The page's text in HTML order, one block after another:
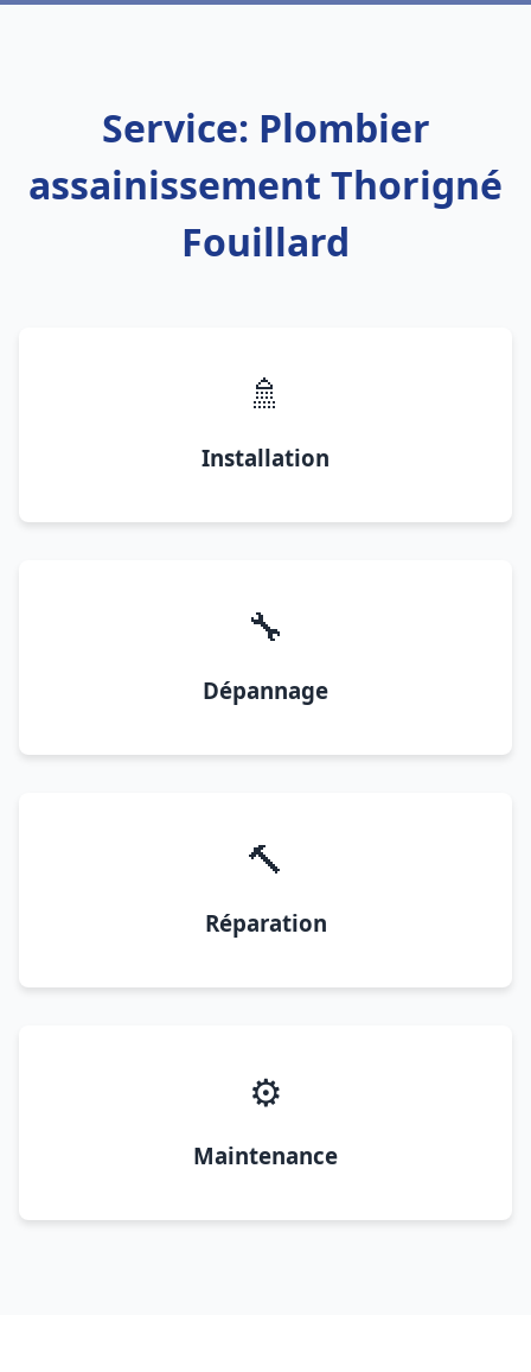
Service: Plombier
assainissement Thorigné
Fouillard
🚿
Installation
🔧
Dépannage
🔨
Réparation
⚙️
Maintenance